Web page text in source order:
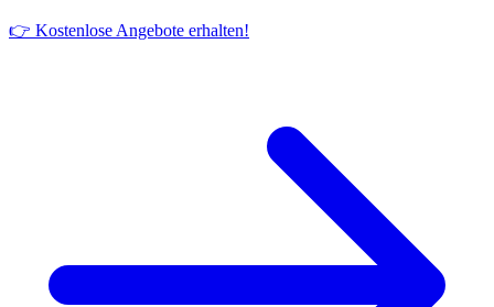
👉 Kostenlose Angebote erhalten!